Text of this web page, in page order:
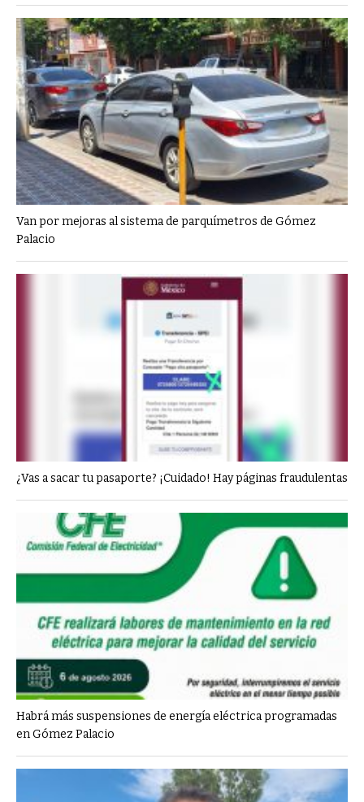
Van por mejoras al sistema de parquímetros de Gómez
Palacio
¿Vas a sacar tu pasaporte? ¡Cuidado! Hay páginas fraudulentas
Habrá más suspensiones de energía eléctrica programadas
en Gómez Palacio